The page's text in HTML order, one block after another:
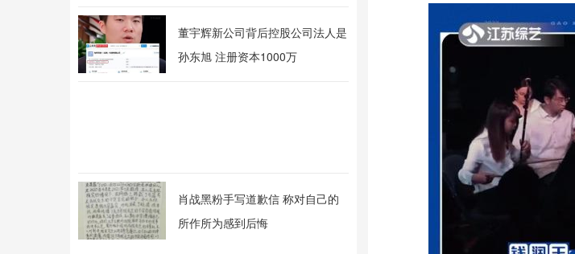
董宇辉新公司背后控股公司法人是
孙东旭 注册资本1000万
肖战黑粉手写道歉信 称对自己的
所作所为感到后悔